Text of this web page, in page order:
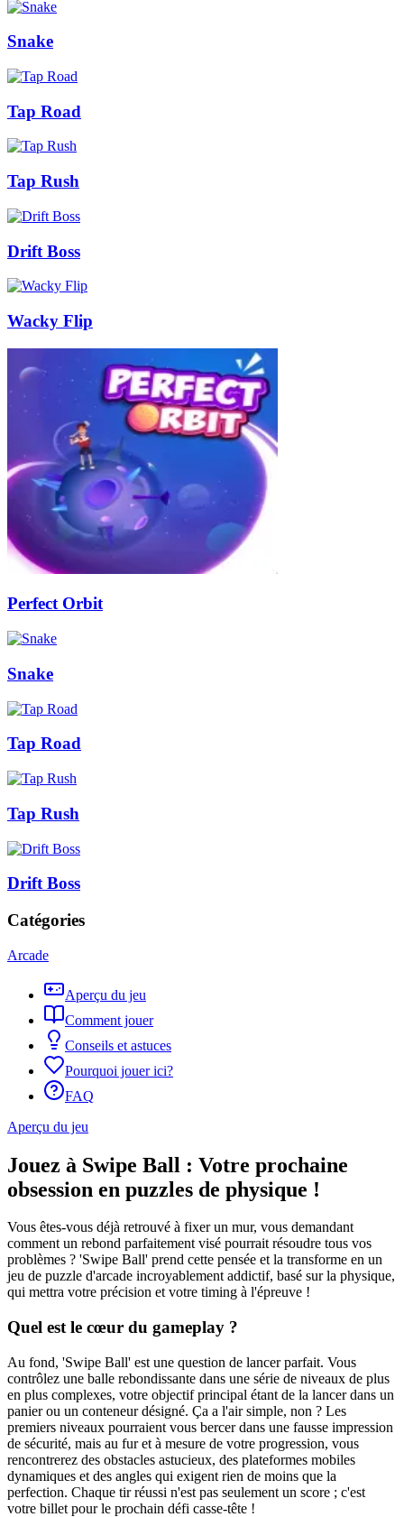
Snake
Tap Road
Tap Rush
Drift Boss
Wacky Flip
Perfect Orbit
Snake
Tap Road
Tap Rush
Drift Boss
Catégories
Arcade
Aperçu du jeu
Comment jouer
Conseils et astuces
Pourquoi jouer ici?
FAQ
Aperçu du jeu
Jouez à Swipe Ball : Votre prochaine
obsession en puzzles de physique !
Vous êtes-vous déjà retrouvé à fixer un mur, vous demandant
comment un rebond parfaitement visé pourrait résoudre tous vos
problèmes ? 'Swipe Ball' prend cette pensée et la transforme en un
jeu de puzzle d'arcade incroyablement addictif, basé sur la physique,
qui mettra votre précision et votre timing à l'épreuve !
Quel est le cœur du gameplay ?
Au fond, 'Swipe Ball' est une question de lancer parfait. Vous
contrôlez une balle rebondissante dans une série de niveaux de plus
en plus complexes, votre objectif principal étant de la lancer dans un
panier ou un conteneur désigné. Ça a l'air simple, non ? Les
premiers niveaux pourraient vous bercer dans une fausse impression
de sécurité, mais au fur et à mesure de votre progression, vous
rencontrerez des obstacles astucieux, des plateformes mobiles
dynamiques et des angles qui exigent rien de moins que la
perfection. Chaque tir réussi n'est pas seulement un score ; c'est
votre billet pour le prochain défi casse-tête !